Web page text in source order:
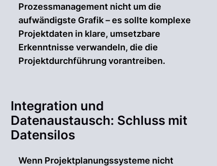
Prozessmanagement nicht um die
aufwändigste Grafik – es sollte komplexe
Projektdaten in klare, umsetzbare
Erkenntnisse verwandeln, die die
Projektdurchführung vorantreiben.
Integration und
Datenaustausch: Schluss mit
Datensilos
Wenn Projektplanungssysteme nicht